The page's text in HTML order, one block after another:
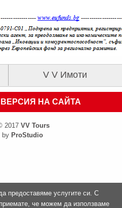
V V Имоти
НА САЙТА
2017 VV Tours
by ProStudio
предоставяме услугите си. С
че можем да използваме